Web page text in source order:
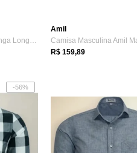
Camisa Masculina Amil Manga Longa Comfor...
Amil
R$ 159,89
-56%